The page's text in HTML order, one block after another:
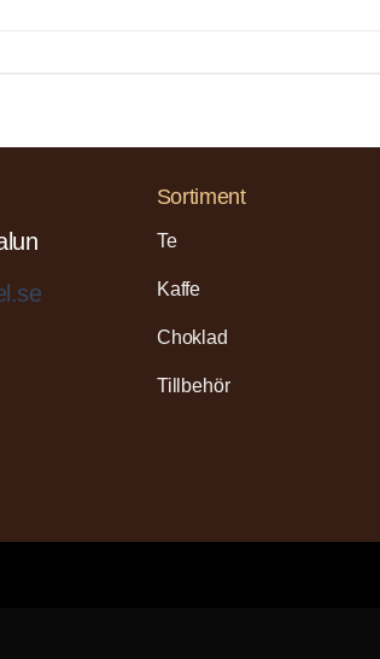
Sortiment
Te
Kaffe
Choklad
Tillbehör